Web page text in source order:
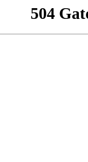
504